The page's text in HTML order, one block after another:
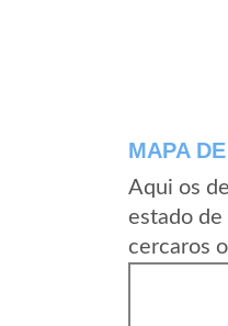
MAPA
Aqui os
estado de
cercaros